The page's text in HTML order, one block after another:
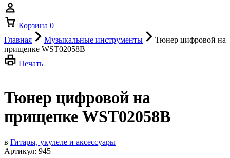
Корзина 0
Главная
Музыкальные инструменты
Тюнер цифровой на
прищепке WST02058B
Печать
Тюнер цифровой на
прищепке WST02058B
в Гитары, укулеле и аксессуары
Артикул: 945